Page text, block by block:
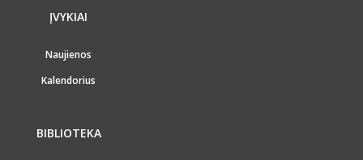
ĮVYKIAI
Naujienos
Kalendorius
BIBLIOTEKA